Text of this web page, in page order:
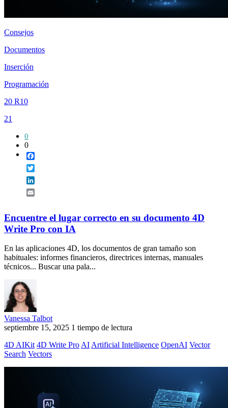
Consejos
Documentos
Inserción
Programación
20 R10
21
0
0
Encuentre el lugar correcto en su documento 4D
Write Pro con IA
En las aplicaciones 4D, los documentos de gran tamaño son
habituales: informes financieros, directrices internas, manuales
técnicos... Buscar una pala...
Vanessa Talbot
septiembre 15, 2025 1 tiempo de lectura
4D AIKit 4D Write Pro AI Artificial Intelligence OpenAI Vector
Search Vectors